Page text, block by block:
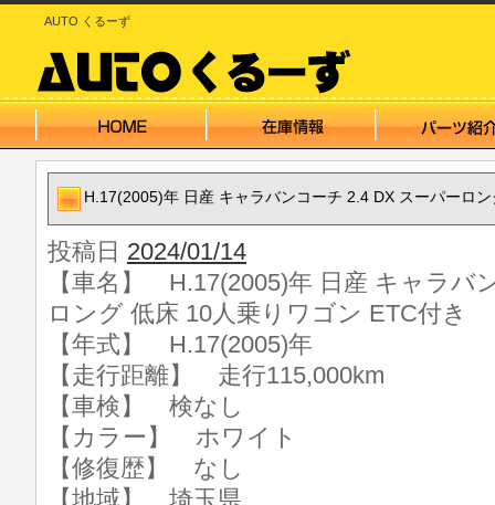
AUTO くるーず
H.17(2005)年 日産 キャラバンコーチ 2.4 DX スーパーロ
投稿日 2024/01/14
【車名】 H.17(2005)年 日産 キャラバ
ロング 低床 10人乗りワゴン ETC付き
【年式】 H.17(2005)年
【走行距離】 走行115,000km
【車検】 検なし
【カラー】 ホワイト
【修復歴】 なし
【地域】 埼玉県